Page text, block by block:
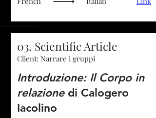
03. Scientific Article
Client: Narrare i gruppi
Introduzione: Il Corpo in
relazione di Calogero
Iacolino